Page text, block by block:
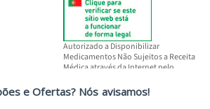
Autorizado a Disponibilizar
Medicamentos Não Sujeitos a Receita
Médica através da Internet pelo